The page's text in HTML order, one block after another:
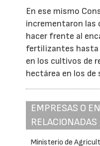
En ese mismo
incrementaron las
hacer frente al
fertilizantes hasta
en los cultivos de
hectárea en los de
EMPRESAS O
RELACIONADAS
Ministerio de